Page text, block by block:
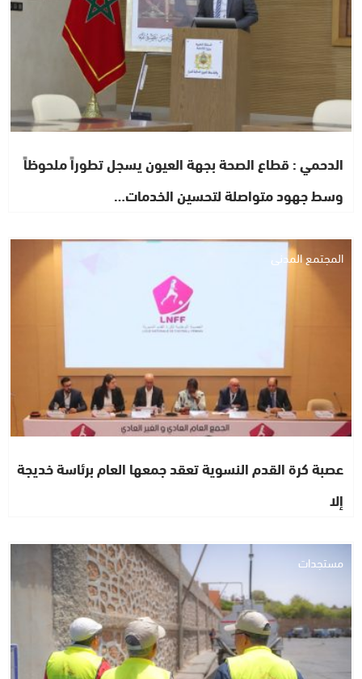
الدحمي : قطاع الصحة بجهة العيون يسجل تطوراً ملحوظاً
وسط جهود متواصلة لتحسين الخدمات…
المجتمع المدني
عصبة كرة القدم النسوية تعقد جمعها العام برئاسة خديجة
إلا
مستجدات